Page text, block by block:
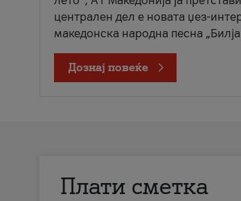
централен дел е новата џез-
македонска народна песна
Дознај повеќе
Плати сметка